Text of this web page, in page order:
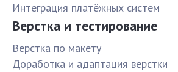
Интеграция платёжных систем
Верстка и тестирование
Верстка по макету
Доработка и адаптация верстки